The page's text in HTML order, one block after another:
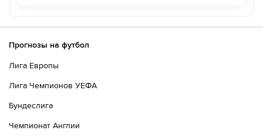
Прогнозы на футбол
Лига Европы
Лига Чемпионов УЕФА
Бундеслига
Чемпионат Англии